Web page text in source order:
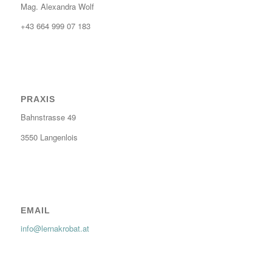
Mag. Alexandra Wolf
+43 664 999 07 183
PRAXIS
Bahnstrasse 49
3550 Langenlois
EMAIL
info@lernakrobat.at